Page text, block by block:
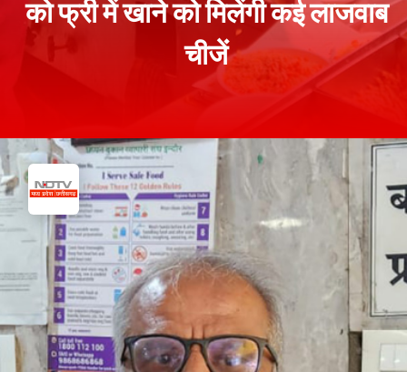
को फ्री में खाने को मिलेंगी कई लाजवाब
चीजें